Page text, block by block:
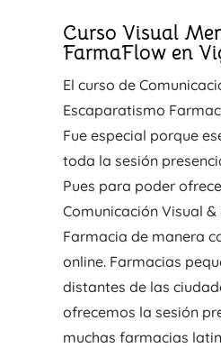
Curso Visual
FarmaFlow en
El curso de
Escaparatismo
Fue especial porque
toda la sesión
Pues para poder
Comunicación Visual
Farmacia de manera
online. Farmacias
distantes de las
ofrecemos la sesión
muchas farmacias